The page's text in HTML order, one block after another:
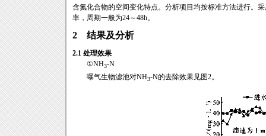
含氮化合物的空间变化特点。分析项目均按标准方法进行。
率，周期一般为24～48h。
2 结果及分析
2.1 处理效果
①NH3-N
曝气生物滤池对NH3-N的去除效果见图2。